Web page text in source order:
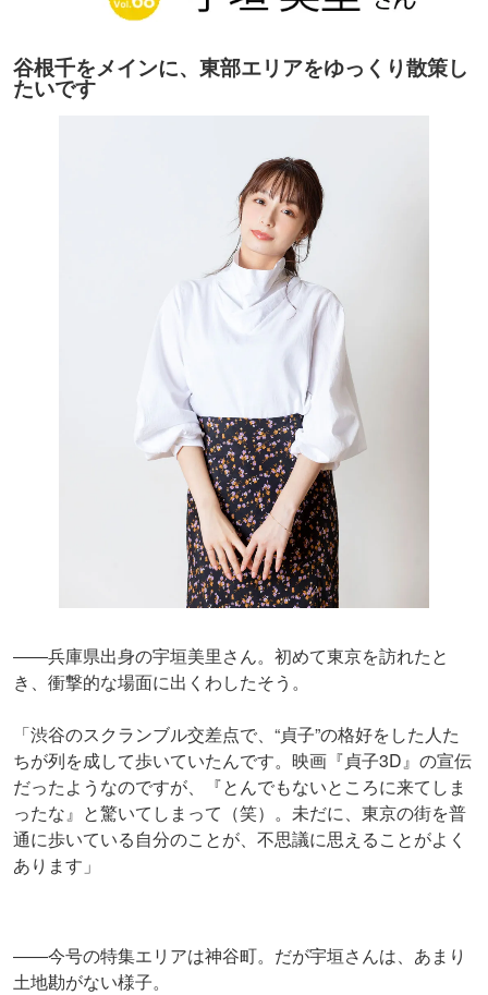
谷根千をメインに、東部エリアをゆっくり散策し
たいです
――兵庫県出身の宇垣美里さん。初めて東京を訪れたと
き、衝撃的な場面に出くわしたそう。
「渋谷のスクランブル交差点で、“貞子”の格好をした人た
ちが列を成して歩いていたんです。映画『貞子3D』の宣伝
だったようなのですが、『とんでもないところに来てしま
ったな』と驚いてしまって（笑）。未だに、東京の街を普
通に歩いている自分のことが、不思議に思えることがよく
あります」
――今号の特集エリアは神谷町。だが宇垣さんは、あまり
土地勘がない様子。